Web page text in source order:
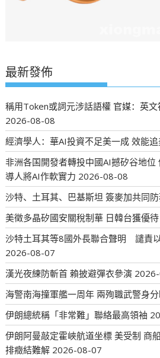
最新發佈
稱用Token或詞元涉話語權 官媒：英
2026-08-08
經濟學人：華AI投資不足美一成 效能
非洲各国開發者轉投中國AI撼矽谷地
導人將AI作軟實力 2026-08-08
沙特、土耳其、巴基斯坦 簽麥加共同
美徵多晶矽國安關稅制華 日韓台獲優待
沙特土耳其等8國外長聯合聲明 譴責
2026-08-07
漢光夜練防斬首 賴披避彈衣參演
海警南海撞軍艦一周年 兩殉職武警身
伊朗總統稱「非常難」聯絡最高領袖
伊朗阿曼敲定霍峽航道坐標 美受制 商
排癥結難解 2026-08-07